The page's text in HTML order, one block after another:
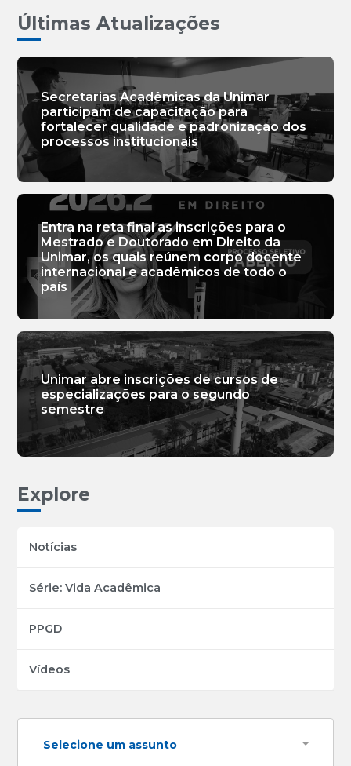
Últimas Atualizações
Secretarias Acadêmicas da Unimar
participam de capacitação para
fortalecer qualidade e padronização dos
processos institucionais
Entra na reta final as inscrições para o
Mestrado e Doutorado em Direito da
Unimar, os quais reúnem corpo docente
internacional e acadêmicos de todo o
país
Unimar abre inscrições de cursos de
especializações para o segundo
semestre
Explore
Notícias
Série: Vida Acadêmica
PPGD
Vídeos
Selecione um assunto